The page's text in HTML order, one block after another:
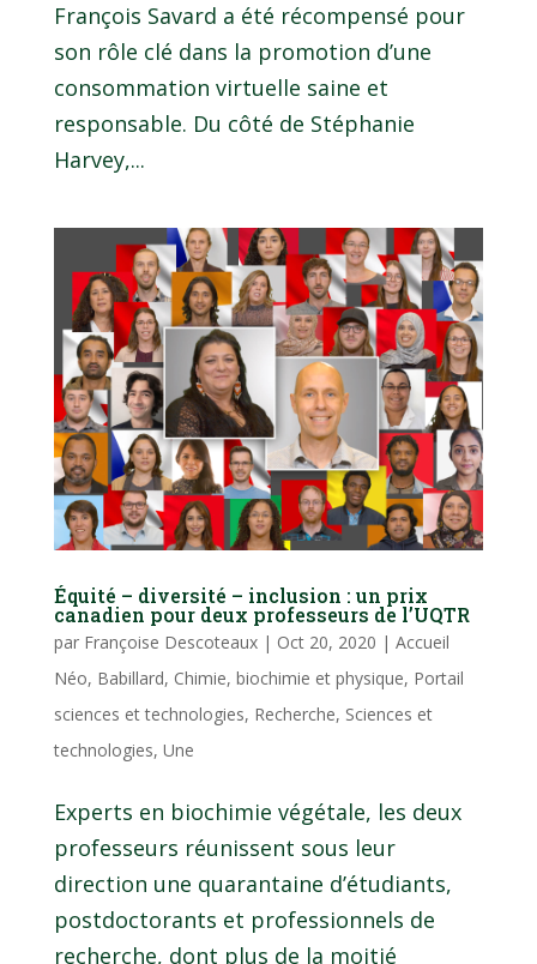
François Savard a été récompensé pour
son rôle clé dans la promotion d’une
consommation virtuelle saine et
responsable. Du côté de Stéphanie
Harvey,...
Équité – diversité – inclusion : un prix
canadien pour deux professeurs de l’UQTR
par Françoise Descoteaux| Oct 20, 2020 | Accueil
Néo, Babillard, Chimie, biochimie et physique, Portail
sciences et technologies, Recherche, Sciences et
technologies, Une
Experts en biochimie végétale, les deux
professeurs réunissent sous leur
direction une quarantaine d’étudiants,
postdoctorants et professionnels de
recherche, dont plus de la moitié